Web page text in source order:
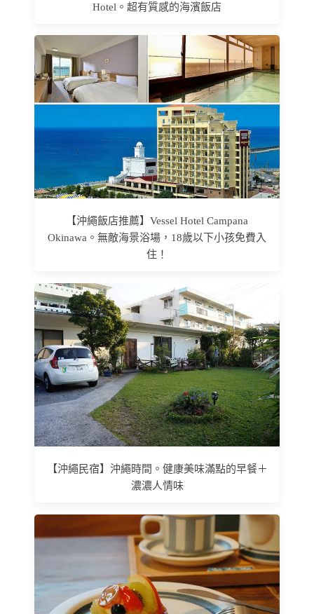
Hotel。超有質感的海濱飯店
【沖繩飯店推薦】Vessel Hotel Campana
Okinawa。無敵海景浴場，18歲以下小孩免費入
住！
【沖繩民宿】沖繩時間。健康美味滿點的早餐＋
濃濃人情味